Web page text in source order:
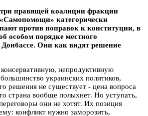
правящей коалиции фракции
категорически
против поправок к конституции, в
особом порядке местного
Они как видят решение
непродуктивную
украинских политиков,
решения не существует - цена вопроса
страна вообще полыхнет. Но уступать,
они не хотят. Их позиция
конфликт нужно заморозить,